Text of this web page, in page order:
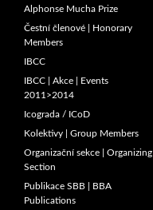
Alphonse Mucha Prize
Čestní členové | Honorary
Members
IBCC
IBCC | Akce | Events
2011>2014
Icograda / ICoD
Kolektivy | Group Members
Organizační sekce | Organizing
Section
Publikace SBB | BBA
Publications